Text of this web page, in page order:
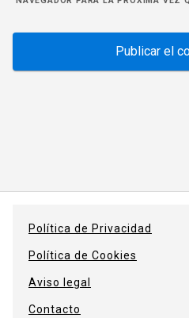
Política de Privacidad
Política de Cookies
Aviso legal
Contacto